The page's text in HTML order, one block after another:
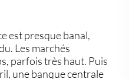
est presque banal,
Les marchés
parfois très haut. Puis
une banque centrale